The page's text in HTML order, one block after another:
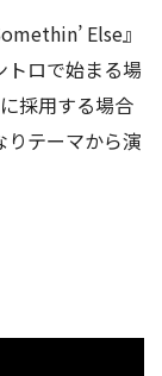
Else』
トロで始まる場
採用する場合
テーマから演